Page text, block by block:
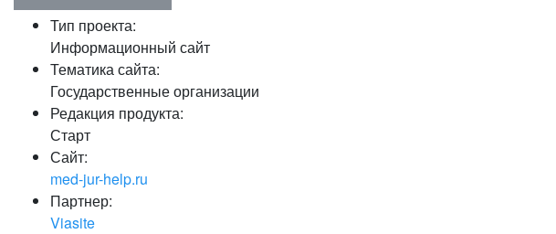
Тип проекта:
Информационный сайт
Тематика сайта:
Государственные организации
Редакция продукта:
Старт
Сайт:
med-jur-help.ru
Партнер:
Viasite